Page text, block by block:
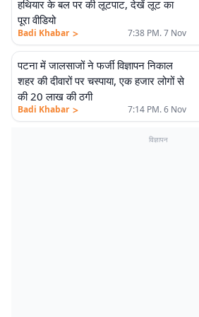
हथियार के बल पर की लूटपाट, देखें लूट का
पूरा वीडियो
Badi Khabar > 7:38 PM. 7 Nov
पटना में जालसाजों ने फर्जी विज्ञापन निकाल
शहर की दीवारों पर चस्पाया, एक हजार लोगों से
की 20 लाख की ठगी
Badi Khabar > 7:14 PM. 6 Nov
विज्ञापन